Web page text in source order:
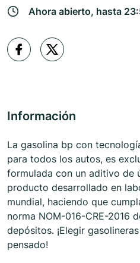
Ahora abierto, hasta
Información
La gasolina bp con
para todos los autos, es
formulada con un aditivo de
producto desarrollado en
mundial, haciendo que
norma NOM-016-CRE-2016
depósitos. ¡Elegir
pensado!